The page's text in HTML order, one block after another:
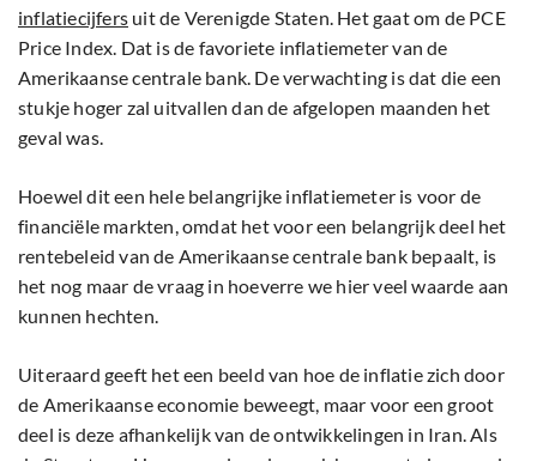
inflatiecijfers uit de Verenigde Staten. Het gaat om de PCE
Price Index. Dat is de favoriete inflatiemeter van de
Amerikaanse centrale bank. De verwachting is dat die een
stukje hoger zal uitvallen dan de afgelopen maanden het
geval was.
Hoewel dit een hele belangrijke inflatiemeter is voor de
financiële markten, omdat het voor een belangrijk deel het
rentebeleid van de Amerikaanse centrale bank bepaalt, is
het nog maar de vraag in hoeverre we hier veel waarde aan
kunnen hechten.
Uiteraard geeft het een beeld van hoe de inflatie zich door
de Amerikaanse economie beweegt, maar voor een groot
deel is deze afhankelijk van de ontwikkelingen in Iran. Als